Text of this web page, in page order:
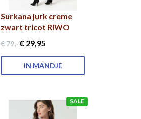
Surkana jurk creme
zwart tricot RIWO
€ 79,-€ 29,95
IN MANDJE
SALE